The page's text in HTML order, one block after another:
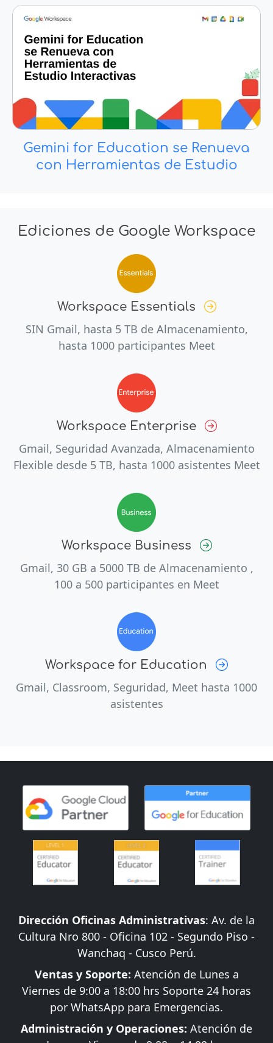
Gemini for Education se Renueva
con Herramientas de Estudio
Ediciones de Google Workspace
Workspace Essentials
SIN Gmail, hasta 5 TB de Almacenamiento,
hasta 1000 participantes Meet
Workspace Enterprise
Gmail, Seguridad Avanzada, Almacenamiento
Flexible desde 5 TB, hasta 1000 asistentes Meet
Workspace Business
Gmail, 30 GB a 5000 TB de Almacenamiento ,
100 a 500 participantes en Meet
Workspace for Education
Gmail, Classroom, Seguridad, Meet hasta 1000
asistentes
Dirección Oficinas Administrativas: Av. de la
Cultura Nro 800 - Oficina 102 - Segundo Piso -
Wanchaq - Cusco Perú.
Ventas y Soporte: Atención de Lunes a
Viernes de 9:00 a 18:00 hrs Soporte 24 horas
por WhatsApp para Emergencias.
Administración y Operaciones: Atención de